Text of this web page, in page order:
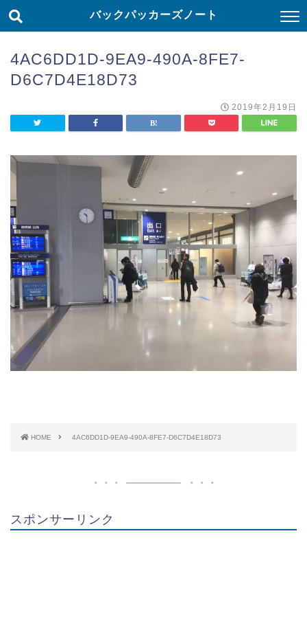
バックパッカーズノート
4AC6DD1D-9EA9-490A-8FE7-
D6C7D4E18D73
2019年2月19日
HOME 4AC6DD1D-9EA9-490A-8FE7-D6C7D4E18D73
スポンサーリンク